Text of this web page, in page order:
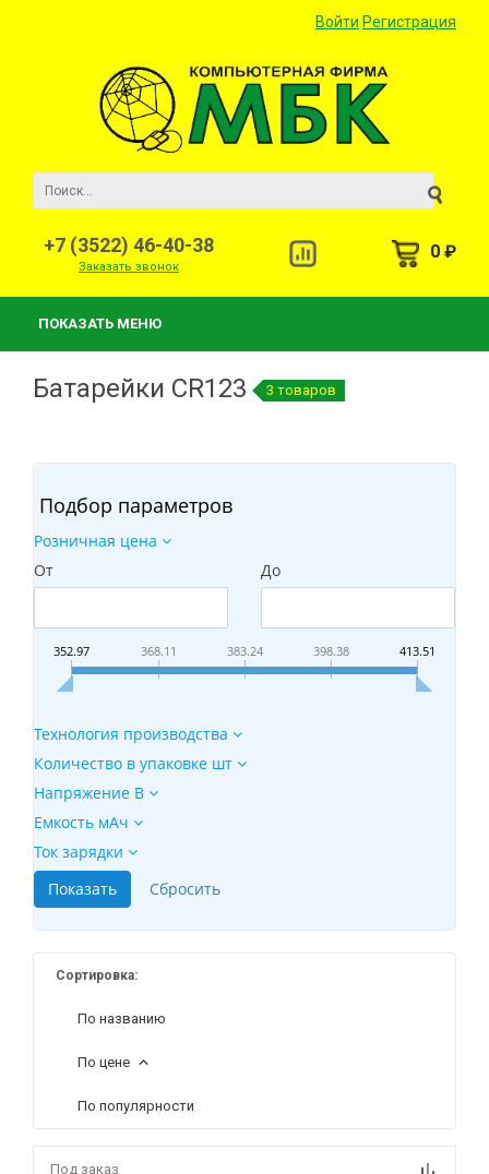
Войти Регистрация
+7 (3522) 46-40-38
Заказать звонок
0 ₽
ПОКАЗАТЬ МЕНЮ
Батарейки CR123 3 товаров
Подбор параметров
Розничная цена
От
До
352.97 368.11 383.24 398.38 413.51
Технология производства
Количество в упаковке шт
Напряжение В
Емкость мАч
Ток зарядки
Сортировка:
По названию
По цене
По популярности
Под заказ